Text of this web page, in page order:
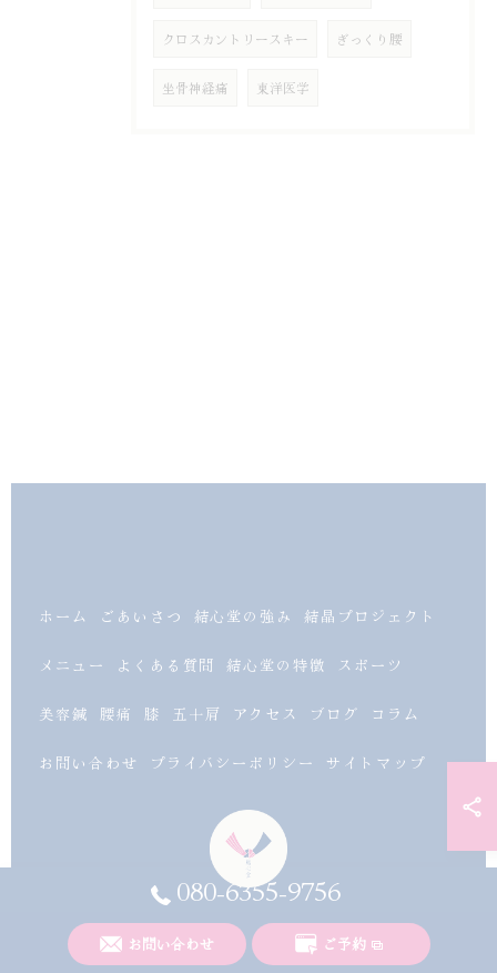
クロスカントリースキー ぎっくり腰
坐骨神経痛 東洋医学
080-6355-9756
お問い合わせ ご予約
ホーム ごあいさつ 結心堂の強み 結晶プロジェクト
メニュー よくある質問 結心堂の特徴 スポーツ
美容鍼 腰痛 膝 五十肩 アクセス ブログ コラム
お問い合わせ プライバシーポリシー サイトマップ
© 2026 富山県南砺市の整体なら結心堂 ALL RIGHTS RESERVED.